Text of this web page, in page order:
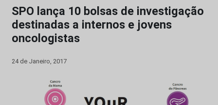
SPO lança 10 bolsas de investigação
destinadas a internos e jovens
oncologistas
24 de Janeiro, 2017